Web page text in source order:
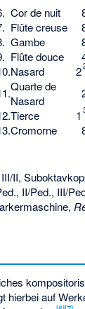
Cor de nuit
Flûte creuse
Gambe
Flûte douce
Nasard 2
Quarte de
Nasard
Tierce 1
Cromorne
II,
II/Ped., III/
hierbei auf